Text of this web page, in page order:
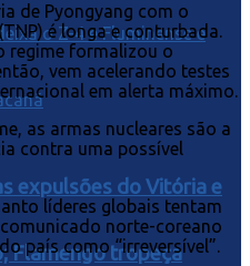
expulsões do Vitória e
Flamengo tropeça
de Pyongyang com o
é longa e conturbada.
regime formalizou o
vem acelerando testes
em alerta máximo.
as armas nucleares são a
contra uma possível
líderes globais tentam
norte-coreano
país como “irreversível”.